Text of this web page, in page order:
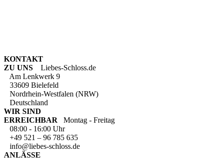
KONTAKT
ZU UNS
Liebes-Schloss.de
Am Lenkwerk 9
33609 Bielefeld
Nordrhein-Westfalen (NRW)
Deutschland
WIR SIND
ERREICHBAR
Montag - Freitag
08:00 - 16:00 Uhr
+49 521 – 96 785 635
info@liebes-schloss.de
ANLÄSSE